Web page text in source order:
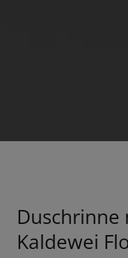
Duschrinne
Kaldewei